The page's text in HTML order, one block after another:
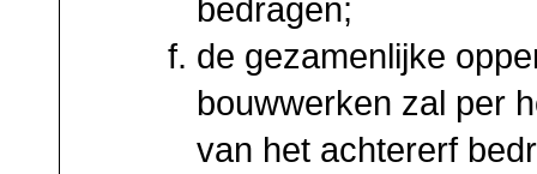
bedragen;
de gezamenlijke
bouwwerken zal per
van het achtererf